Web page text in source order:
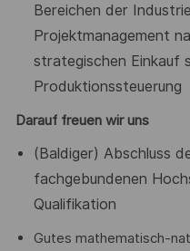
Bereichen der
Projektmanagement
strategischen Einkauf
Produktionssteuerung
Darauf freuen wir uns
(Baldiger) Abschluss
fachgebundenen
Qualifikation
Gutes mathematisch-